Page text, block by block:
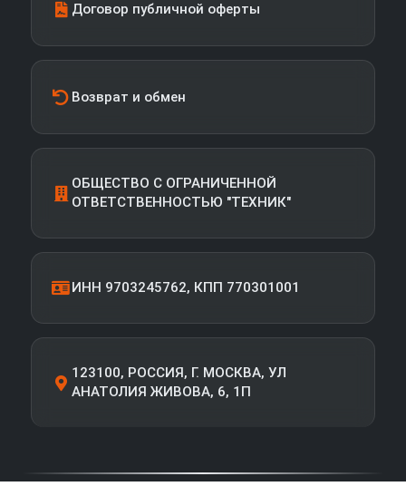
Договор публичной оферты
Возврат и обмен
ОБЩЕСТВО С ОГРАНИЧЕННОЙ
ОТВЕТСТВЕННОСТЬЮ "ТЕХНИК"
ИНН 9703245762, КПП 770301001
123100, РОССИЯ, Г. МОСКВА, УЛ
АНАТОЛИЯ ЖИВОВА, 6, 1П